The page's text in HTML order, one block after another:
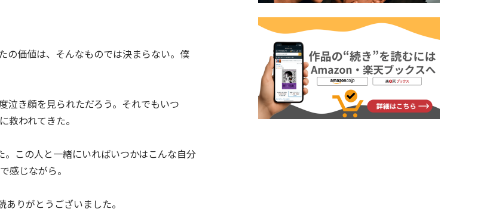
の価値は、そんなものでは決まらない。僕
泣き顔を見られただろう。それでもいつ
救われてきた。
この人と一緒にいればいつかはこんな自分
感じながら。
りがとうございました。